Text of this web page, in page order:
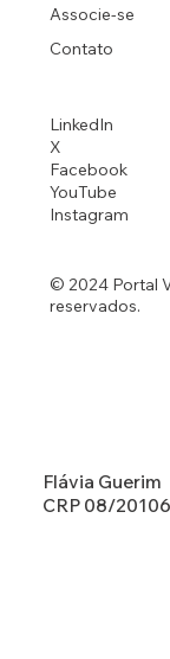
Flávia Guerim
CRP 08/20106
Associe-se
Contato
LinkedIn
X
Facebook
YouTube
Instagram
© 2024 Portal
reservados.